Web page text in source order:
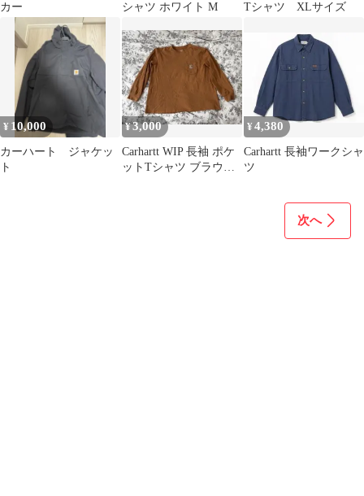
カー
シャツ ホワイト M
Tシャツ XLサイズ
¥ 10,000
カーハート ジャケッ
ト
¥ 3,000
Carhartt WIP 長袖 ポケ
ットTシャツ ブラウン
¥4,380
Carhartt 長袖ワークシャ
ツ
次へ